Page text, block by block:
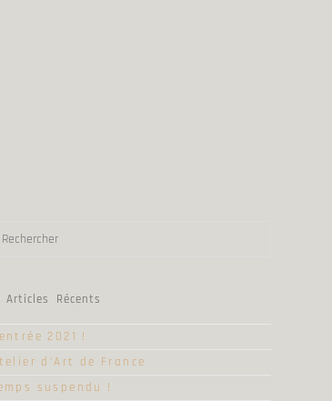
Articles Récents
2021 !
d’Art de France
suspendu !